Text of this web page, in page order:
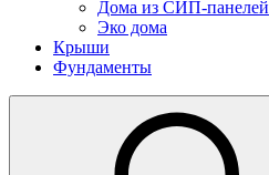
Дома из СИП-панелей
Эко дома
Крыши
Фундаменты